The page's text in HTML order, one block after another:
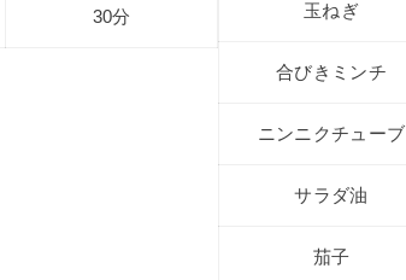
30分 玉ねぎ
合びきミンチ
ニンニクチューブ
サラダ油
茄子